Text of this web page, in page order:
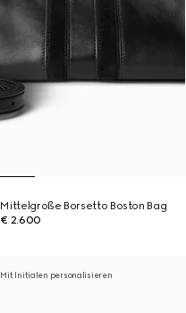
Mittelgroße Borsetto Boston Bag
€ 2.600
Mit Initialen personalisieren